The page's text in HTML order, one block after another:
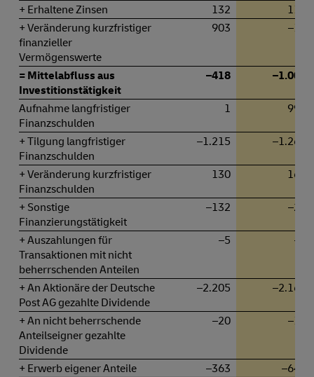
+ Erhaltene Zinsen 132
115
+ Veränderung kurzfristiger
finanzieller
Vermögenswerte
903 –11
= Mittelabfluss aus
Investitionstätigkeit
–418 –1.006
Aufnahme langfristiger
Finanzschulden
1 990
+ Tilgung langfristiger
Finanzschulden
–1.215 –1.269
+ Veränderung kurzfristiger
Finanzschulden
130 167
+ Sonstige
Finanzierungstätigkeit
–132 –27
+ Auszahlungen für
Transaktionen mit nicht
beherrschenden Anteilen
–5 –4
+ An Aktionäre der Deutsche
Post AG gezahlte Dividende
–2.205 –2.169
+ An nicht beherrschende
Anteilseigner gezahlte
Dividende
–20 –15
+ Erwerb eigener Anteile –363
–645